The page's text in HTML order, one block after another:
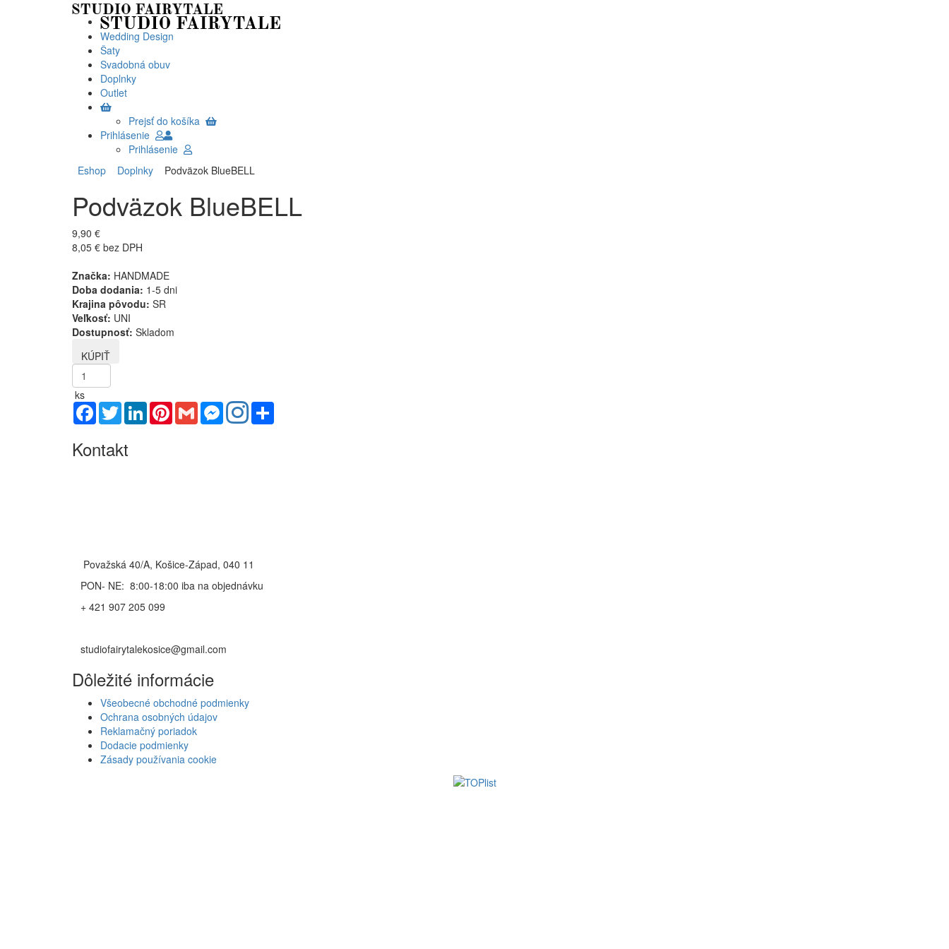
Wedding Design
Šaty
Svadobná obuv
Doplnky
Outlet
Prejsť do košíka
Prihlásenie
Prihlásenie
Eshop
Doplnky Podväzok BlueBELL
Podväzok BlueBELL
9,90 €
8,05 € bez DPH
Značka: HANDMADE
Doba dodania: 1-5 dni
Krajina pôvodu: SR
Veľkosť: UNI
Dostupnosť: Skladom
ks
Facebook
TwitterLinkedInPinterestGmail Messenger
Kontakt
Považská 40/A, Košice-Západ, 040 11
PON- NE: 8:00-18:00 iba na objednávku
+ 421 907 205 099
studiofairytalekosice@gmail.com
Dôležité informácie
Všeobecné obchodné podmienky
Ochrana osobných údajov
Reklamačný poriadok
Dodacie podmienky
Zásady používania cookie